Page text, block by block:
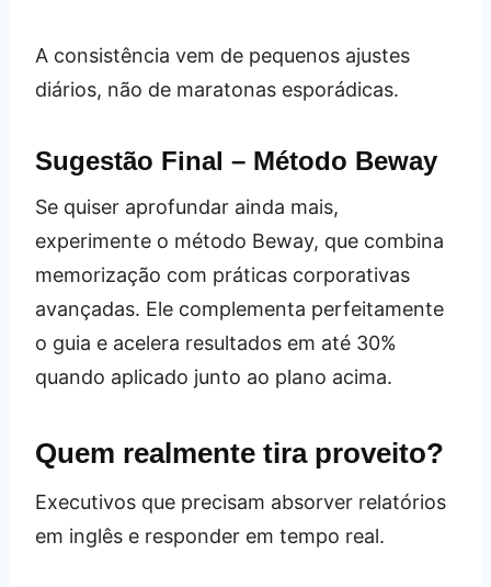
A consistência vem de pequenos ajustes
diários, não de maratonas esporádicas.
Sugestão Final – Método Beway
Se quiser aprofundar ainda mais,
experimente o método Beway, que combina
memorização com práticas corporativas
avançadas. Ele complementa perfeitamente
o guia e acelera resultados em até 30%
quando aplicado junto ao plano acima.
Quem realmente tira proveito?
Executivos que precisam absorver relatórios
em inglês e responder em tempo real.